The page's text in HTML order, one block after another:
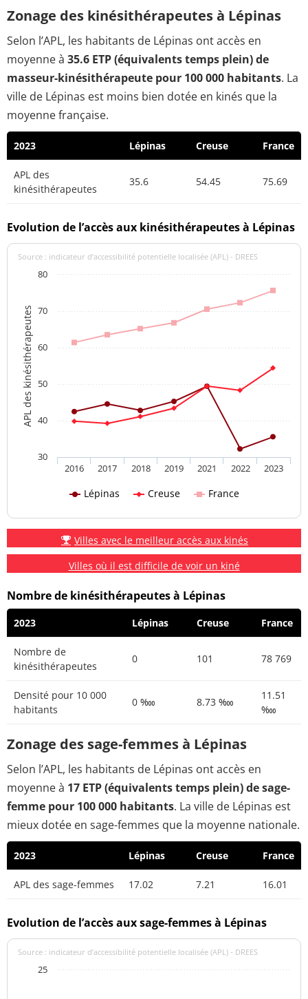
Zonage des kinésithérapeutes à Lépinas
Selon l’APL, les habitants de Lépinas ont accès en
moyenne à 35.6 ETP (équivalents temps plein) de
masseur-kinésithérapeute pour 100 000 habitants. La
ville de Lépinas est moins bien dotée en kinés que la
moyenne française.
2023 Lépinas Creuse France
APL des
kinésithérapeutes
35.6 54.45 75.69
Evolution de l’accès aux kinésithérapeutes à Lépinas
APL des kinésithérapeutes
Source : indicateur d’accessibilité potentielle localisée (APL) - DREES
Lépinas Creuse France
2016 2017 2018 2019 2021 2022 2023
30
40
50
60
70
80
Villes avec le meilleur accès aux kinés
Villes où il est difficile de voir un kiné
Nombre de kinésithérapeutes à Lépinas
2023 Lépinas Creuse France
Nombre de
kinésithérapeutes
0 101 78 769
Densité pour 10 000
habitants
0 ‱ 8.73 ‱
11.51
‱
Zonage des sage-femmes à Lépinas
Selon l’APL, les habitants de Lépinas ont accès en
moyenne à 17 ETP (équivalents temps plein) de sage-
femme pour 100 000 habitants. La ville de Lépinas est
mieux dotée en sage-femmes que la moyenne nationale.
2023 Lépinas Creuse France
APL des sage-femmes 17.02 7.21 16.01
Evolution de l’accès aux sage-femmes à Lépinas
Source : indicateur d’accessibilité potentielle localisée (APL) - DREES
25